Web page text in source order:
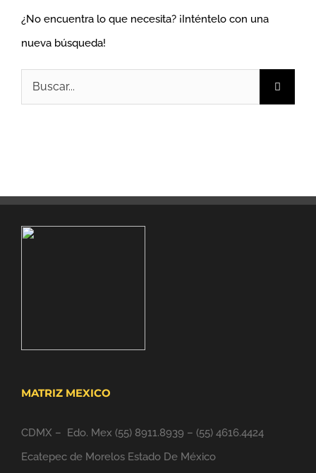
¿No encuentra lo que necesita? ¡Inténtelo con una
nueva búsqueda!
Buscar:
MATRIZ MEXICO
CDMX – Edo. Mex (55) 8911.8939 – (55) 4616.4424
Ecatepec de Morelos Estado De México